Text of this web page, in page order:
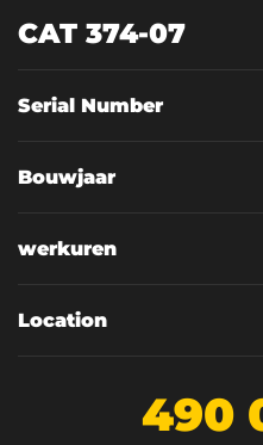
CAT 374-07
Serial Number
Bouwjaar
werkuren
Location
490